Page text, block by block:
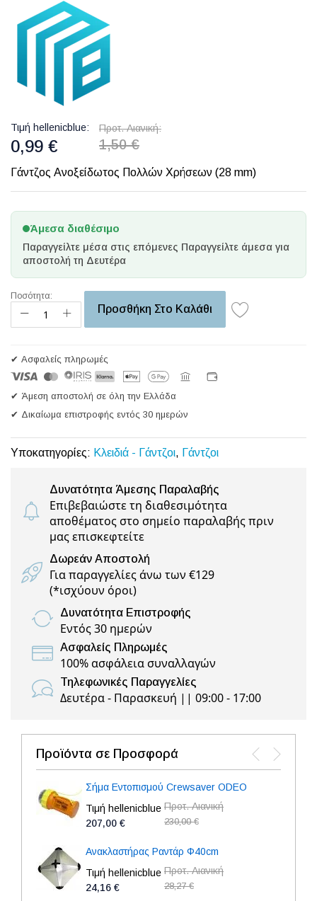
Τιμή hellenicblue
0,99 €
Προτ. Λιανική
1,50 €
Γάντζος Ανοξείδωτος Πολλών Χρήσεων (28 mm)
Άμεσα διαθέσιμο
Παραγγείλτε μέσα στις επόμενες Παραγγείλτε άμεσα για
αποστολή τη Δευτέρα
Ποσότητα:
Προσθήκη Στο Καλάθι
✔ Ασφαλείς πληρωμές
✔ Άμεση αποστολή σε όλη την Ελλάδα
✔ Δικαίωμα επιστροφής εντός 30 ημερών
Υποκατηγορίες: Κλειδιά - Γάντζοι, Γάντζοι
Δυνατότητα Άμεσης Παραλαβής
Επιβεβαιώστε τη διαθεσιμότητα
αποθέματος στο σημείο παραλαβής πριν
μας επισκεφτείτε
Δωρεάν Αποστολή
Για παραγγελίες άνω των €129
(*ισχύουν όροι)
Δυνατότητα Επιστροφής
Εντός 30 ημερών
Ασφαλείς Πληρωμές
100% ασφάλεια συναλλαγών
Τηλεφωνικές Παραγγελίες
Δευτέρα - Παρασκευή || 09:00 - 17:00
Προϊόντα σε Προσφορά
Σήμα Εντοπισμού Crewsaver ODEO
Τιμή hellenicblue
207,00 €
Προτ. Λιανική
230,00 €
Ανακλαστήρας Ραντάρ Φ40cm
Τιμή hellenicblue
24,16 €
Προτ. Λιανική
28,27 €